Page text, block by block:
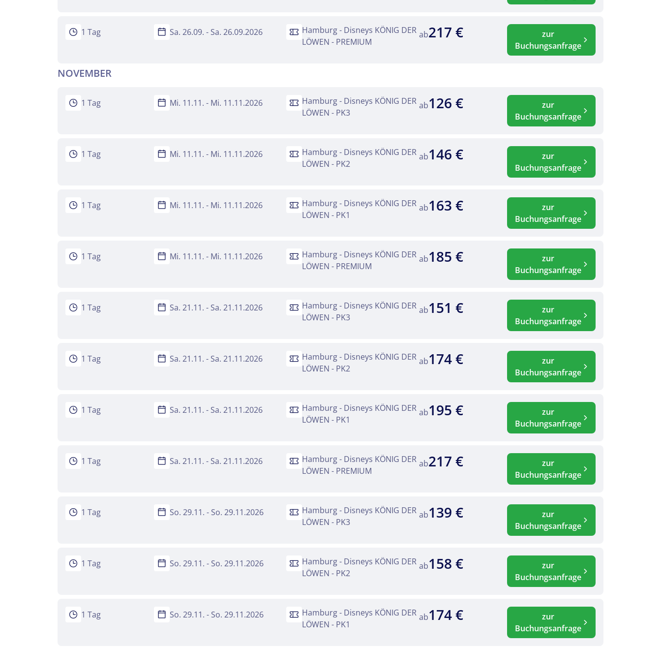
Telegram
1 Tag Sa. 26.09. - Sa. 26.09.2026
Hamburg - Disneys KÖNIG DER
LÖWEN - PREMIUM
ab217 €
zur
Buchungsanfrage
NOVEMBER
1 Tag Mi. 11.11. - Mi. 11.11.2026
Hamburg - Disneys KÖNIG DER
LÖWEN - PK3
ab126 €
zur
Buchungsanfrage
1 Tag Mi. 11.11. - Mi. 11.11.2026
Hamburg - Disneys KÖNIG DER
LÖWEN - PK2
ab146 €
zur
Buchungsanfrage
1 Tag Mi. 11.11. - Mi. 11.11.2026
Hamburg - Disneys KÖNIG DER
LÖWEN - PK1
ab163 €
zur
Buchungsanfrage
1 Tag Mi. 11.11. - Mi. 11.11.2026
Hamburg - Disneys KÖNIG DER
LÖWEN - PREMIUM
ab185 €
zur
Buchungsanfrage
1 Tag Sa. 21.11. - Sa. 21.11.2026
Hamburg - Disneys KÖNIG DER
LÖWEN - PK3
ab151 €
zur
Buchungsanfrage
1 Tag Sa. 21.11. - Sa. 21.11.2026
Hamburg - Disneys KÖNIG DER
LÖWEN - PK2
ab174 €
zur
Buchungsanfrage
1 Tag Sa. 21.11. - Sa. 21.11.2026
Hamburg - Disneys KÖNIG DER
LÖWEN - PK1
ab195 €
zur
Buchungsanfrage
1 Tag Sa. 21.11. - Sa. 21.11.2026
Hamburg - Disneys KÖNIG DER
LÖWEN - PREMIUM
ab217 €
zur
Buchungsanfrage
1 Tag So. 29.11. - So. 29.11.2026
Hamburg - Disneys KÖNIG DER
LÖWEN - PK3
ab139 €
zur
Buchungsanfrage
1 Tag So. 29.11. - So. 29.11.2026
Hamburg - Disneys KÖNIG DER
LÖWEN - PK2
ab158 €
zur
Buchungsanfrage
1 Tag So. 29.11. - So. 29.11.2026
Hamburg - Disneys KÖNIG DER
LÖWEN - PK1
ab174 €
zur
Buchungsanfrage